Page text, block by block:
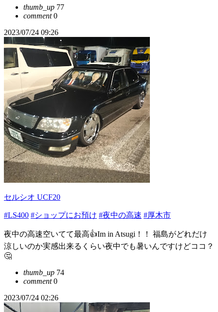
thumb_up 77
comment0
2023/07/24 09:26
セルシオ UCF20
#LS400 #ショップにお預け #夜中の高速 #厚木市
夜中の高速空いてて最高👍Im in Atsugi！！ 福島がどれだけ
涼しいのか実感出来るくらい夜中でも暑いんですけどココ？
🤔
thumb_up 74
comment0
2023/07/24 02:26